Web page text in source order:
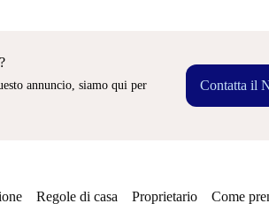
annuncio, siamo qui per
Contatta il
Regole di casa Proprietario Come